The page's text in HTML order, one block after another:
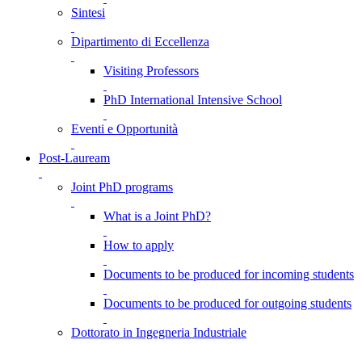
Sintesi
Dipartimento di Eccellenza
Visiting Professors
PhD International Intensive School
Eventi e Opportunità
Post-Lauream
Joint PhD programs
What is a Joint PhD?
How to apply
Documents to be produced for incoming students
Documents to be produced for outgoing students
Dottorato in Ingegneria Industriale